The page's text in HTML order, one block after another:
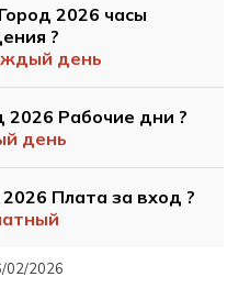
2026 часы
?
день
Рабочие дни ?
день
Плата за вход ?
02/2026